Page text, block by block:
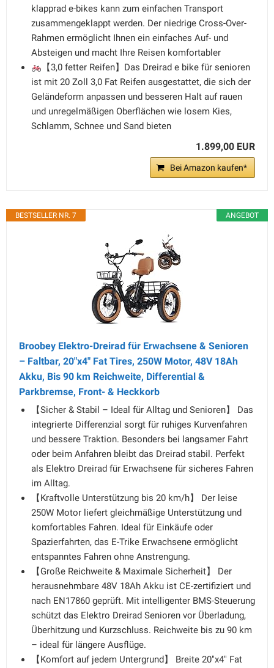
klapprad e-bikes kann zum einfachen Transport
zusammengeklappt werden. Der niedrige Cross-Over-
Rahmen ermöglicht Ihnen ein einfaches Auf- und
Absteigen und macht Ihre Reisen komfortabler
【3,0 fetter Reifen】Das Dreirad e bike für senioren
ist mit 20 Zoll 3,0 Fat Reifen ausgestattet, die sich der
Geländeform anpassen und besseren Halt auf rauen
und unregelmäßigen Oberflächen wie losem Kies,
Schlamm, Schnee und Sand bieten
1.899,00 EUR
Bei Amazon kaufen*
ANGEBOT
BESTSELLER NR. 7
Broobey Elektro-Dreirad für Erwachsene & Senioren
– Faltbar, 20"x4" Fat Tires, 250W Motor, 48V 18Ah
Akku, Bis 90 km Reichweite, Differential &
Parkbremse, Front- & Heckkorb
【Sicher & Stabil – Ideal für Alltag und Senioren】 Das
integrierte Differenzial sorgt für ruhiges Kurvenfahren
und bessere Traktion. Besonders bei langsamer Fahrt
oder beim Anfahren bleibt das Dreirad stabil. Perfekt
als Elektro Dreirad für Erwachsene für sicheres Fahren
im Alltag.
【Kraftvolle Unterstützung bis 20 km/h】 Der leise
250W Motor liefert gleichmäßige Unterstützung und
komfortables Fahren. Ideal für Einkäufe oder
Spazierfahrten, das E-Trike Erwachsene ermöglicht
entspanntes Fahren ohne Anstrengung.
【Große Reichweite & Maximale Sicherheit】 Der
herausnehmbare 48V 18Ah Akku ist CE-zertifiziert und
nach EN17860 geprüft. Mit intelligenter BMS-Steuerung
schützt das Elektro Dreirad Senioren vor Überladung,
Überhitzung und Kurzschluss. Reichweite bis zu 90 km
– ideal für längere Ausflüge.
【Komfort auf jedem Untergrund】 Breite 20"x4" Fat